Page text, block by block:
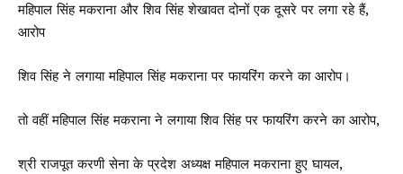
महिपाल सिंह मकराना और शिव सिंह शेखावत दोनों एक दूसरे पर लगा रहे हैं,
आरोप
शिव सिंह ने लगाया महिपाल सिंह मकराना पर फायरिंग करने का आरोप।
तो वहीं महिपाल सिंह मकराना ने लगाया शिव सिंह पर फायरिंग करने का आरोप,
श्री राजपूत करणी सेना के प्रदेश अध्यक्ष महिपाल मकराना हुए घायल,